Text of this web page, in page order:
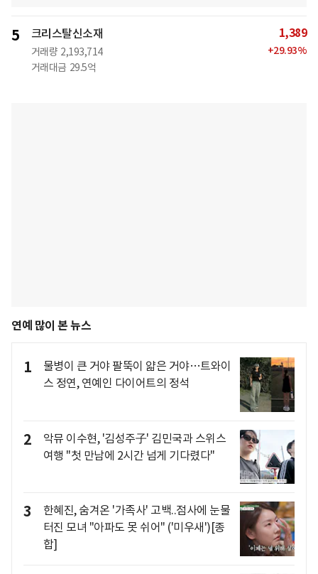
5 크리스탈신소재
거래량 2,193,714
거래대금 29.5억
1,389
+29.93%
연예 많이 본 뉴스
1
물병이 큰 거야 팔뚝이 얇은 거야…트와이
스 정연, 연예인 다이어트의 정석
2
악뮤 이수현, '김성주子' 김민국과 스위스
여행 "첫 만남에 2시간 넘게 기다렸다"
3
한혜진, 숨겨온 '가족사' 고백..점사에 눈물
터진 모녀 "아파도 못 쉬어" ('미우새')[종
합]